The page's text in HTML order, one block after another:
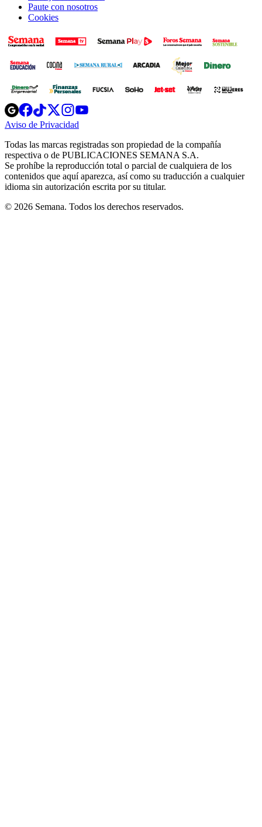
Paute con nosotros
Cookies
Opens
in
new
Opens
in
new
Opens
in
new
window
Opens
new
windowwindow
Aviso de Privacidad
new
window
Todas las marcas registradas son propiedad de la compañía
respectiva o de PUBLICACIONES SEMANA S.A.
Se prohíbe la reproducción total o parcial de cualquiera de los
contenidos que aquí aparezca, así como su traducción a cualquier
idioma sin autorización escrita por su titular.
© 2026 Semana. Todos los derechos reservados.